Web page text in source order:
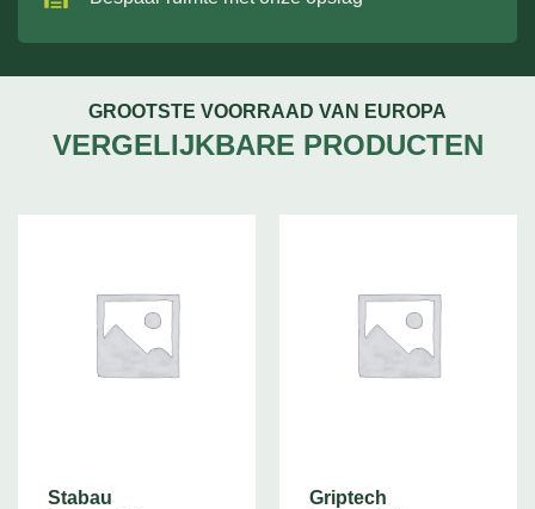
GROOTSTE VOORRAAD VAN EUROPA
VERGELIJKBARE PRODUCTEN
Stabau
Griptech